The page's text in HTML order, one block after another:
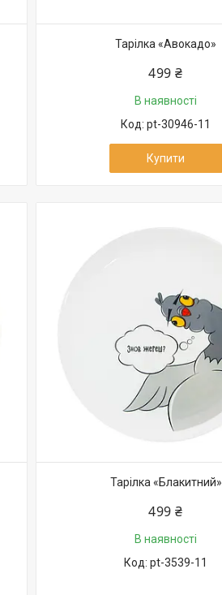
Тарілка «Авокадо»
499 ₴
В наявності
pt-30946-11
Купити
Тарілка «Блакитний»
499 ₴
В наявності
pt-3539-11